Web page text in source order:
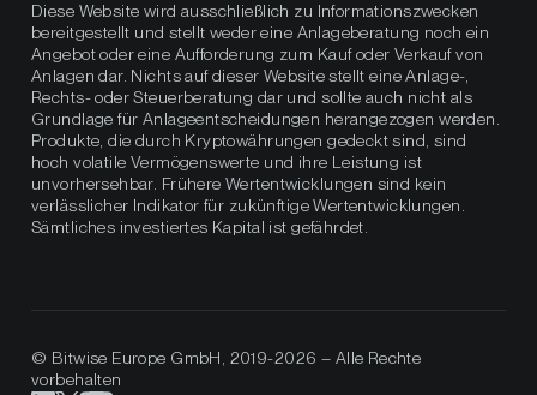
Diese Website wird ausschließlich zu Informationszwecken
bereitgestellt und stellt weder eine Anlageberatung noch ein
Angebot oder eine Aufforderung zum Kauf oder Verkauf von
Anlagen dar. Nichts auf dieser Website stellt eine Anlage-,
Rechts- oder Steuerberatung dar und sollte auch nicht als
Grundlage für Anlageentscheidungen herangezogen werden.
Produkte, die durch Kryptowährungen gedeckt sind, sind
hoch volatile Vermögenswerte und ihre Leistung ist
unvorhersehbar. Frühere Wertentwicklungen sind kein
verlässlicher Indikator für zukünftige Wertentwicklungen.
Sämtliches investiertes Kapital ist gefährdet.
© Bitwise Europe GmbH, 2019-2026 – Alle Rechte
vorbehalten